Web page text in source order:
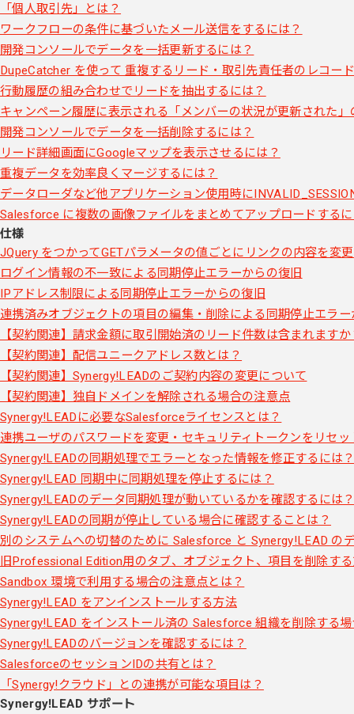
「個人取引先」とは？
ワークフローの条件に基づいたメール送信をするには？
開発コンソールでデータを一括更新するには？
DupeCatcher を使って 重複するリード・取引先責任者のレコー
行動履歴の組み合わせでリードを抽出するには？
キャンペーン履歴に表示される「メンバーの状況が更新された
開発コンソールでデータを一括削除するには？
リード詳細画面にGoogleマップを表示させるには？
重複データを効率良くマージするには？
データローダなど他アプリケーション使用時に
Salesforce に複数の画像ファイルをまとめてアップロードする
仕様
JQuery をつかってGETパラメータの値ごとにリンクの内容を変
ログイン情報の不一致による同期停止エラーからの復旧
IPアドレス制限による同期停止エラーからの復旧
連携済みオブジェクトの項目の編集・削除による同期停止エラ
【契約関連】請求金額に取引開始済のリード件数は含まれますか
【契約関連】配信ユニークアドレス数とは？
【契約関連】Synergy!LEADのご契約内容の変更について
【契約関連】独自ドメインを解除される場合の注意点
Synergy!LEADに必要なSalesforceライセンスとは？
連携ユーザのパスワードを変更・セキュリティトークンをリセ
Synergy!LEADの同期処理でエラーとなった情報を修正するには
Synergy!LEAD 同期中に同期処理を停止するには？
Synergy!LEADのデータ同期処理が動いているかを確認するには
Synergy!LEADの同期が停止している場合に確認することは？
別のシステムへの切替のために Salesforce と Synergy!LEAD の
旧Professional Edition用のタブ、オブジェクト、項目を削除す
Sandbox 環境で利用する場合の注意点とは？
Synergy!LEAD をアンインストールする方法
Synergy!LEAD をインストール済の Salesforce 組織を削除する
Synergy!LEADのバージョンを確認するには？
SalesforceのセッションIDの共有とは？
「Synergy!クラウド」との連携が可能な項目は？
Synergy!LEAD サポート